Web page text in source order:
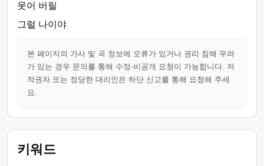
웃어 버릴
그럴 나이야
본 페이지의 가사 및 곡 정보에 오류가 있거나 권리 침해 우려
가 있는 경우 문의를 통해 수정·비공개 요청이 가능합니다. 저
작권자 또는 정당한 대리인은 하단 신고를 통해 요청해 주세
요.
키워드